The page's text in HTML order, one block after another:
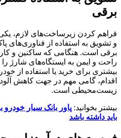
برقی
فراهم کردن زیرساخت‌های لازم، یکی
و تشویق به استفاده از فناوری‌های
برقی است. هنگامی که ساکنین و
راحت و ایمن به ایستگاه‌های شارژ
بیشتری برای خرید یا استفاده از
اقدام، گامی مهم در جهت کاهش
زیست‌محیطی است.
بیشتر بخوانید: پاور بانک سیار خودرو
باید داشته باشد